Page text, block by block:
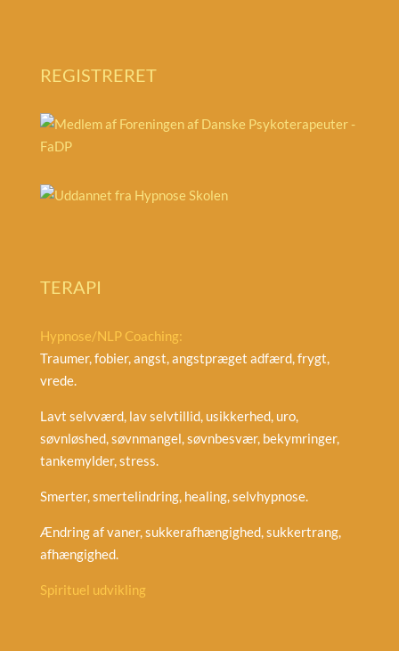
REGISTRERET
TERAPI
Hypnose/NLP Coaching:
Traumer, fobier, angst, angstpræget adfærd, frygt,
vrede.
Lavt selvværd, lav selvtillid, usikkerhed, uro,
søvnløshed, søvnmangel, søvnbesvær, bekymringer,
tankemylder, stress.
Smerter, smertelindring, healing, selvhypnose.
Ændring af vaner, sukkerafhængighed, sukkertrang,
afhængighed.
Spirituel udvikling